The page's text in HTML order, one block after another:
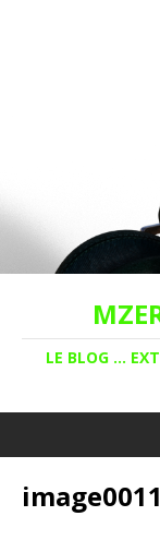
LE BLOG ...
image0011